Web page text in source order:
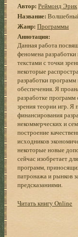
Автор: Реймонд Эрик
Название:
Жанр: Программы
Аннотация:
Данная работа
феномена
текстами с точки
некоторые
разработки
обеспечения. Я
разработке
зрения теории игр. Я
финансирования
некоммерческих и
построение
исходников
некоторые новые
сейчас изобретает
программ,
патронажа и рынков
предсказаниями.
Читать книгу Online